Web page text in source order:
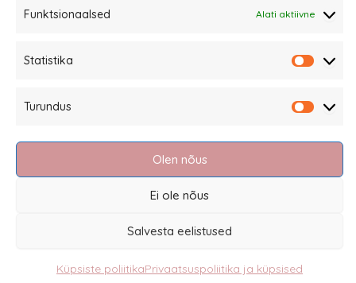
Funktsionaalsed Alati aktiivne
Statistika
Turundus
Olen nõus
Ei ole nõus
Salvesta eelistused
Küpsiste poliitikaPrivaatsuspoliitika ja küpsised
Privaatsuspoliitika ja küpsised
Edasimüüjad